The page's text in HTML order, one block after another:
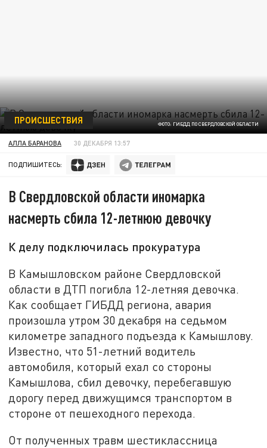
ФОТО: ГИБДД ПО СВЕРДЛОВСКОЙ ОБЛАСТИ
ПРОИСШЕСТВИЯ
АЛЛА БАРАНОВА 30 ДЕКАБРЯ 13:57
ПОДПИШИТЕСЬ:
В Свердловской области иномарка
насмерть сбила 12-летнюю девочку
К делу подключилась прокуратура
В Камышловском районе Свердловской
области в ДТП погибла 12-летняя девочка.
Как сообщает ГИБДД региона, авария
произошла утром 30 декабря на седьмом
километре западного подъезда к Камышлову.
Известно, что 51-летний водитель
автомобиля, который ехал со стороны
Камышлова, сбил девочку, перебегавшую
дорогу перед движущимся транспортом в
стороне от пешеходного перехода.
От полученных травм шестиклассница